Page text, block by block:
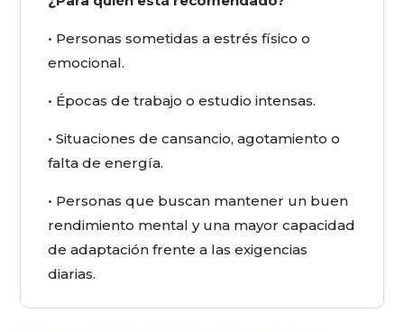
• Personas sometidas a estrés físico o
emocional.
• Épocas de trabajo o estudio intensas.
• Situaciones de cansancio, agotamiento o
falta de energía.
• Personas que buscan mantener un buen
rendimiento mental y una mayor capacidad
de adaptación frente a las exigencias
diarias.